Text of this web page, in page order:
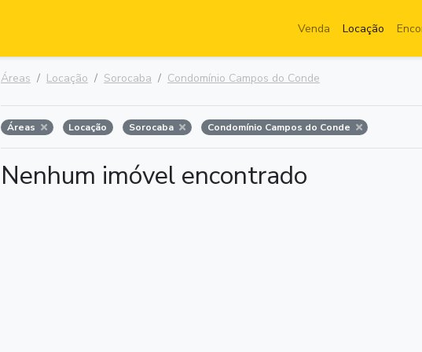
Venda Locação
Áreas Locação Sorocaba Condomínio Campos do Conde
Áreas Locação Sorocaba Condomínio Campos do Conde
Nenhum imóvel encontrado